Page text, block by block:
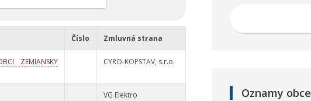
Číslo Zmluvná strana
ZEMIANSKY
CYRO-KOPSTAV, s.r.o.
VG Elektro Oznamy obce